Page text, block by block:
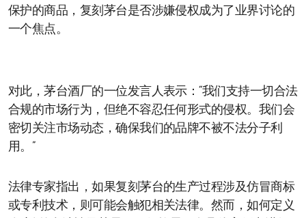
保护的商品，复刻茅台是否涉嫌侵权成为了业界讨论的
一个焦点。
对此，茅台酒厂的一位发言人表示：“我们支持一切合法
合规的市场行为，但绝不容忍任何形式的侵权。我们会
密切关注市场动态，确保我们的品牌不被不法分子利
用。”
法律专家指出，如果复刻茅台的生产过程涉及仿冒商标
或专利技术，则可能会触犯相关法律。然而，如何定义